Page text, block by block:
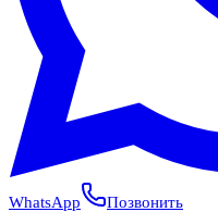
WhatsApp Позвонить